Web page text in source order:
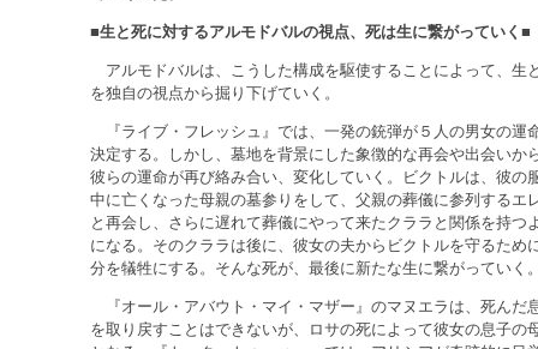
■生と死に対するアルモドバルの視点、死は生に繋がっていく■
アルモドバルは、こうした構成を駆使することによって、生
を独自の視点から掘り下げていく。
『ライブ・フレッシュ』では、一発の銃弾が５人の男女の運
決定する。しかし、墓地を背景にした象徴的な再会や出会いか
彼らの運命が再び絡み合い、変化していく。ビクトルは、彼の
中に亡くなった母親の墓参りをして、父親の葬儀に参列するエ
と再会し、さらに遅れて葬儀にやって来たクララと関係を持つ
になる。そのクララは後に、彼女の夫からビクトルを守るため
分を犠牲にする。そんな死が、最後に新たな生に繋がっていく
『オール・アバウト・マイ・マザー』のマヌエラは、死んだ
を取り戻すことはできないが、ロサの死によって彼女の息子の